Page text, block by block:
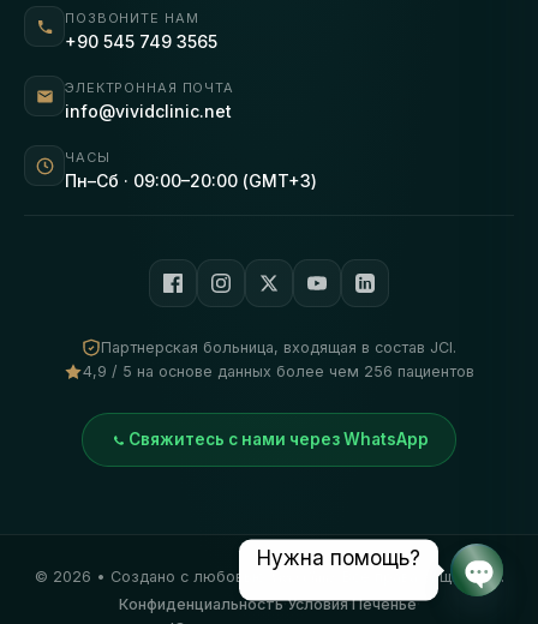
ПОЗВОНИТЕ НАМ
+90 545 749 3565
ЭЛЕКТРОННАЯ ПОЧТА
info@vividclinic.net
ЧАСЫ
Пн–Сб · 09:00–20:00 (GMT+3)
Партнерская больница, входящая в состав JCI.
4,9 / 5 на основе данных более чем 256 пациентов
Свяжитесь с нами через WhatsApp
© 2026 • Создано с любовью
. Все права защищены.
Конфиденциальность·Условия·Печенье·
Нужна помощь?